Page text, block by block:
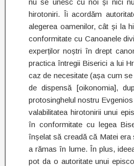
nu se unesc cu noi și nici
hirotoniri. Îi acordăm
alegerea oamenilor, cât și la
conformitate cu Canoanele
experților noștri în drept
practica întregii Biserici a lui
caz de necesitate (așa cum
de dispensă [oikonomia],
protosinghelul nostru
valabilitatea hirotonirii unui
în conformitate cu legea
înșelat să creadă că Matei
a rămas în lume. În plus,
pot da o autoritate unui